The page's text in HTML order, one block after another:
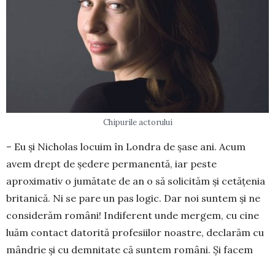
Chipurile actorului
– Eu şi Nicholas locuim în Londra de şase ani. Acum
avem drept de şedere permanentă, iar peste
aproximativ o jumătate de an o să solicităm şi cetăţenia
britanică. Ni se pare un pas logic. Dar noi suntem şi ne
con­si­derăm români! Indi­fe­rent unde mergem, cu cine
luăm contact dato­rită profesiilor noastre, declarăm cu
mândrie şi cu dem­ni­tate că suntem ro­mâni. Şi facem